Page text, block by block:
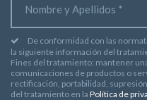
De conformidad con las
la siguiente información del
Fines del tratamiento: mantener
comunicaciones de productos o
rectificación, portabilidad,
del tratamiento en la Política de